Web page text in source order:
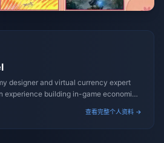
designer and virtual currency expert
experience building in-game economies
查看完整个人资料 →